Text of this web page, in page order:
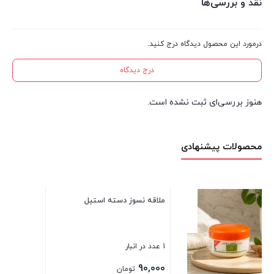
نقد و بررسی‌ها
درمورد این محصول دیدگاه درج کنید.
درج دیدگاه
هنوز بررسی‌ای ثبت نشده است.
محصولات پیشنهادی